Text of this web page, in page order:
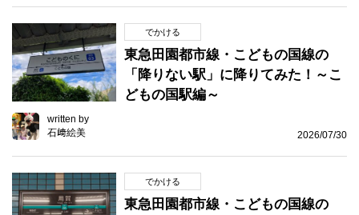
でかける
東急田園都市線・こどもの国線の
「降りない駅」に降りてみた！～こ
どもの国駅編～
written by
石﨑絵美
2026/07/30
でかける
東急田園都市線・こどもの国線の